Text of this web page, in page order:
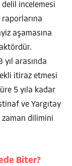
incelemesi
aşamasına
arasında
itiraz etmesi
5 yıla kadar
ve Yargıtay
zaman dilimini
Biter?